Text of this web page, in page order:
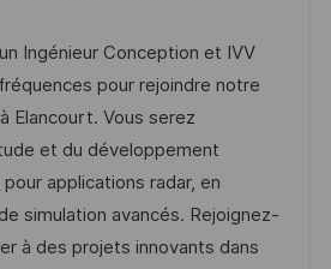
d
e
t
e
g
o
r
í
a
Ingénieur Conception et IVV
pour rejoindre notre
Elancourt. Vous serez
et du développement
applications radar, en
simulation avancés. Rejoignez-
à des projets innovants dans